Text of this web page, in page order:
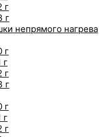
г
г
непрямого нагрева
г
г
г
г
г
г
г